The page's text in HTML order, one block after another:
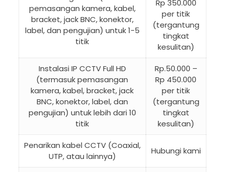
pemasangan kamera, kabel,
bracket, jack BNC, konektor,
label, dan pengujian) untuk 1-5
titik
Rp 350.000
per titik
(tergantung
tingkat
kesulitan)
Instalasi IP CCTV Full HD
(termasuk pemasangan
kamera, kabel, bracket, jack
BNC, konektor, label, dan
pengujian) untuk lebih dari 10
titik
Rp.50.000 –
Rp 450.000
per titik
(tergantung
tingkat
kesulitan)
Penarikan kabel CCTV (Coaxial,
UTP, atau lainnya)
Hubungi kami